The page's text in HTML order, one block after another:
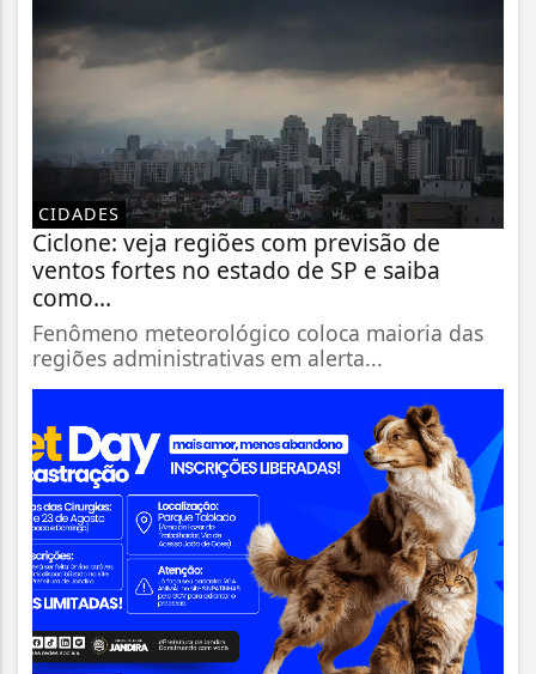
CIDADES
Ciclone: veja regiões com previsão de
ventos fortes no estado de SP e saiba
como...
Fenômeno meteorológico coloca maioria das
regiões administrativas em alerta...